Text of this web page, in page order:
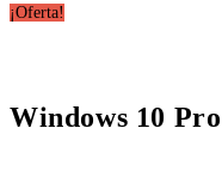
¡Oferta!
Windows 10 Pro